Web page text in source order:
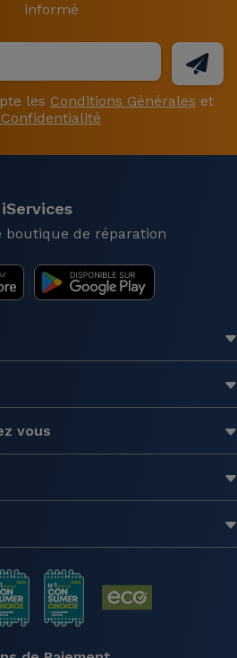
informé
les Conditions Générales et
boutique de réparation
vous